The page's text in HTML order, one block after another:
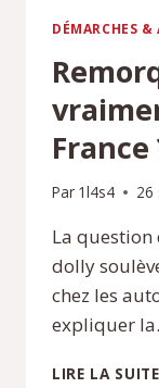
DÉMARCHES
France
Par 1l4s4 26
La question
dolly
chez les
expliquer
LIRE LA SUITE